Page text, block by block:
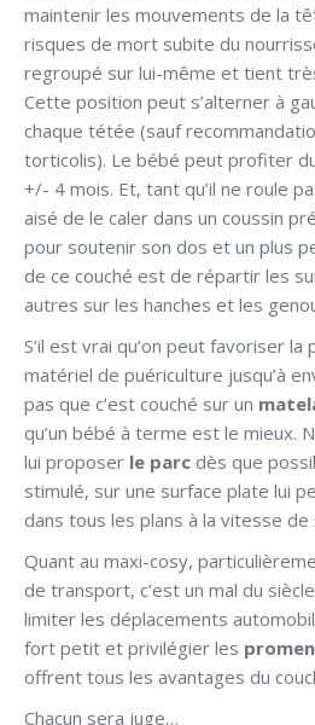
maintenir les mouvements de la
risques de mort subite du
regroupé sur lui-même et tient
Cette position peut s’alterner à
chaque tétée (sauf
torticolis). Le bébé peut profiter
+/- 4 mois. Et, tant qu’il ne roule
aisé de le caler dans un coussin
pour soutenir son dos et un plus
de ce couché est de répartir les
autres sur les hanches et les
S’il est vrai qu’on peut favoriser
matériel de puériculture jusqu’à
pas que c’est couché sur un
qu’un bébé à terme est le mieux.
lui proposer le parc dès que
stimulé, sur une surface plate lui
dans tous les plans à la vitesse de
Quant au maxi-cosy,
de transport, c’est un mal du
limiter les déplacements
fort petit et privilégier les
offrent tous les avantages du
Chacun sera juge…